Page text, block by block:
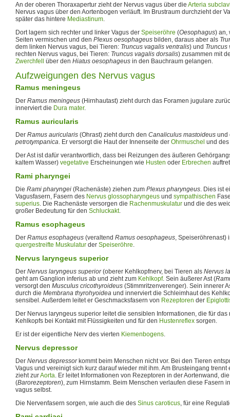
An der oberen Thoraxapertur zieht der Nervus vagus über die Arteria
Nervus vagus über den Aortenbogen verläuft. Im Brustraum durchzieht der
später das hintere Mediastinum.
Dort lagern sich rechter und linker Vagus der Speiseröhre (Oesophagus) an,
Seiten vermischen und den Plexus oesophageus bilden, daraus aber als
dem linken Nervus vagus, bei Tieren: Truncus vagalis ventralis) und Truncus
rechten Nervus vagus, bei Tieren: Truncus vagalis dorsalis) zusammen mit
Zwerchfell
über den Hiatus oesophageus in den Bauchraum gelangen.
Aufzweigungen des Nervus vagus
Ramus meningeus
Der Ramus meningeus (Hirnhautast) zieht durch das Foramen jugulare
innerviert die Dura mater.
Ramus auricularis
Der Ramus auricularis (Ohrast) zieht durch den Canaliculus mastoideus und
petrotympanica. Er versorgt die Haut der Innenseite der Ohrmuschel und
Der Ast ist dafür verantwortlich, dass bei Reizungen des äußeren
kaltem Wasser) vegetative Erscheinungen wie Husten oder Erbrechen
Rami pharyngei
Die Rami pharyngei (Rachenäste) ziehen zum Plexus pharyngeus. Dies ist
Vagusfasern, Fasern des Nervus glossopharyngeus und sympathischen
superius. Die Rachenäste versorgen die Rachenmuskulatur und die des
großer Bedeutung für den Schluckakt.
Ramus esophageus
Der Ramus esophageus (veraltend Ramus oesophageus, Speiseröhrenast)
quergestreifte Muskulatur der Speiseröhre.
Nervus laryngeus superior
Der Nervus laryngeus superior(oberer Kehlkopfnerv, bei Tieren als Nervus
geht am Ganglion inferius ab und zieht zum Kehlkopf. Sein äußerer Ast (
versorgt den Musculus cricothyroideus (Stimmritzenverenger). Sein innerer
durch die Membrana thyrohyoidea und innerviert die Schleimhaut des
sensibel. Außerdem leitet er Geschmacksfasern von Rezeptoren der
Der Nervus laryngeus superior leitet die sensiblen Informationen, die für
Kehlkopfs bei Kontakt mit Flüssigkeiten und für den Hustenreflex sorgen.
Er ist der eigentliche Nerv des vierten Kiemenbogens.
Nervus depressor
Der Nervus depressorkommt beim Menschen nicht vor. Bei den Tieren
Vagus und vereinigt sich kurz darauf wieder mit ihm. Am Brusteingang
zieht zurAorta. Er leitet Informationen von Rezeptoren in der Aortenwand,
(Barorezeptoren), zum Hirnstamm. Beim Menschen verlaufen diese Fasern
vagus selbst.
Die Nervenfasern sorgen, wie auch die des Sinus caroticus, für eine